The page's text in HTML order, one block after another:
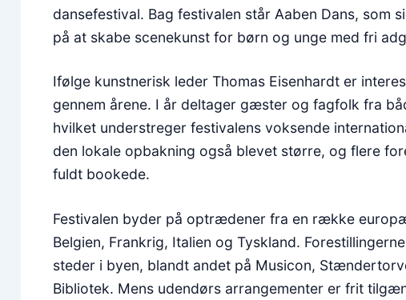
dansefestival. Bag festivalen står Aaben Dans, som
på at skabe scenekunst for børn og unge med fri
Ifølge kunstnerisk leder Thomas Eisenhardt er
gennem årene. I år deltager gæster og fagfolk fra
hvilket understreger festivalens voksende
den lokale opbakning også blevet større, og flere
fuldt bookede.
Festivalen byder på optrædener fra en række
Belgien, Frankrig, Italien og Tyskland.
steder i byen, blandt andet på Musicon,
Bibliotek. Mens udendørs arrangementer er frit